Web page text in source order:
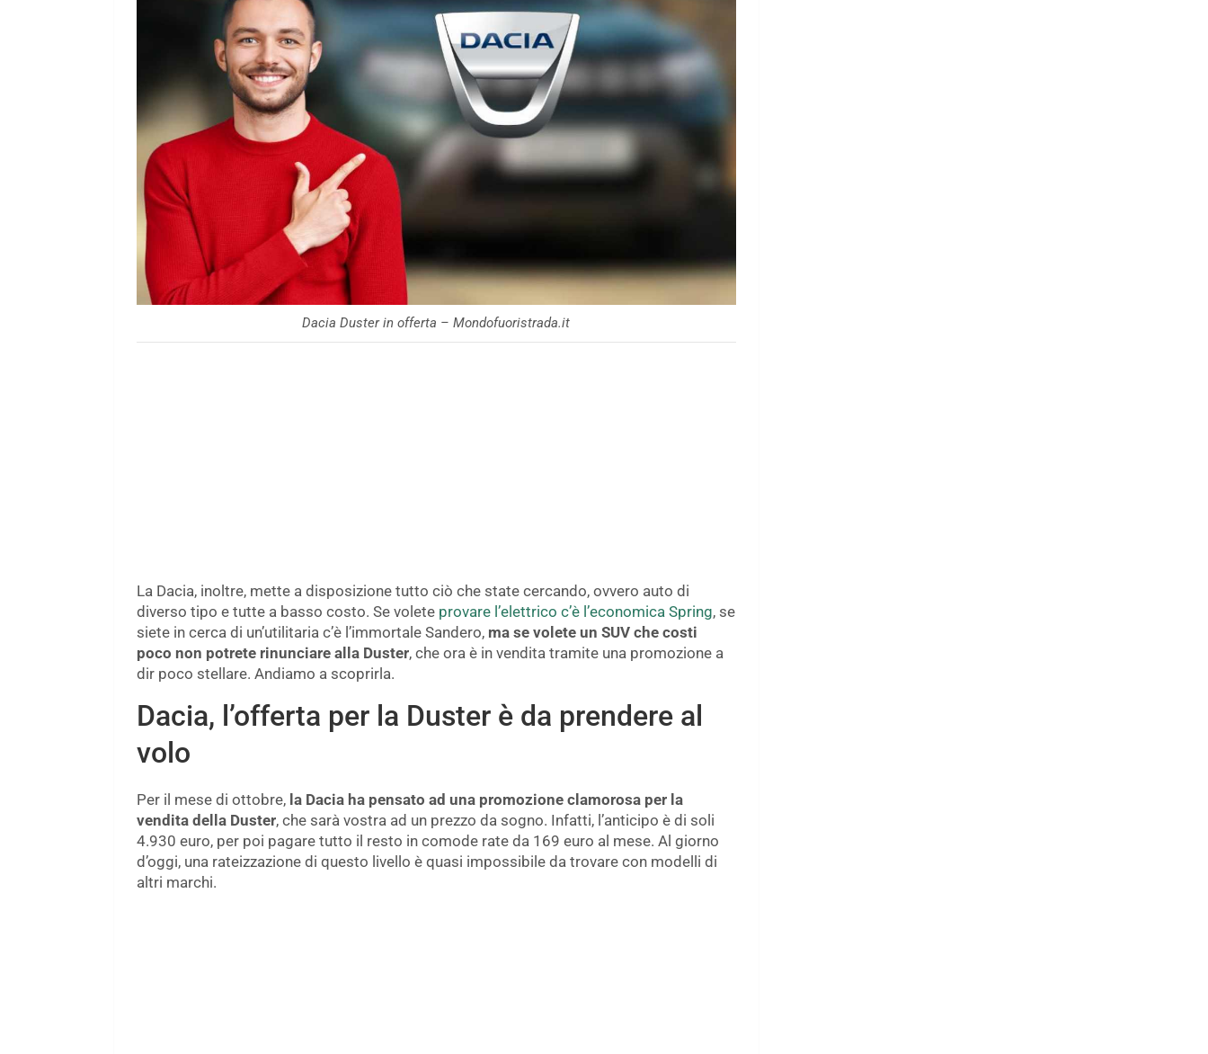
Dacia Duster in offerta – Mondofuoristrada.it
La Dacia, inoltre, mette a disposizione tutto ciò che state cercando, ovvero auto di
diverso tipo e tutte a basso costo. Se volete provare l’elettrico c’è l’economica Spring, se
siete in cerca di un’utilitaria c’è l’immortale Sandero, ma se volete un SUV che costi
poco non potrete rinunciare alla Duster, che ora è in vendita tramite una promozione a
dir poco stellare. Andiamo a scoprirla.
Dacia, l’offerta per la Duster è da prendere al
volo
Per il mese di ottobre, la Dacia ha pensato ad una promozione clamorosa per la
vendita della Duster, che sarà vostra ad un prezzo da sogno. Infatti, l’anticipo è di soli
4.930 euro, per poi pagare tutto il resto in comode rate da 169 euro al mese. Al giorno
d’oggi, una rateizzazione di questo livello è quasi impossibile da trovare con modelli di
altri marchi.